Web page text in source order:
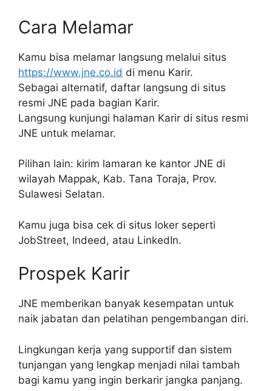
Cara Melamar
Kamu bisa melamar langsung melalui situs
https://www.jne.co.id di menu Karir.
Sebagai alternatif, daftar langsung di situs
resmi JNE pada bagian Karir.
Langsung kunjungi halaman Karir di situs resmi
JNE untuk melamar.
Pilihan lain: kirim lamaran ke kantor JNE di
wilayah Mappak, Kab. Tana Toraja, Prov.
Sulawesi Selatan.
Kamu juga bisa cek di situs loker seperti
JobStreet, Indeed, atau LinkedIn.
Prospek Karir
JNE memberikan banyak kesempatan untuk
naik jabatan dan pelatihan pengembangan diri.
Lingkungan kerja yang supportif dan sistem
tunjangan yang lengkap menjadi nilai tambah
bagi kamu yang ingin berkarir jangka panjang.